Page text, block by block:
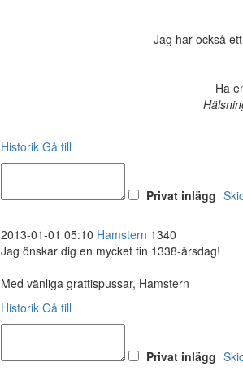
Jag har också
Ha
Historik Gå till
Privat inlägg
2013-01-01 05:10 Hamstern 1340
Jag önskar dig en mycket fin 1338-årsdag!
Med vänliga grattispussar, Hamstern
Historik Gå till
Privat inlägg